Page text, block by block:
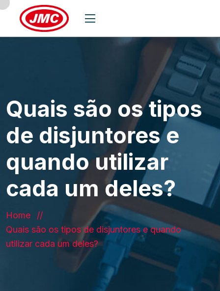
Quais são os tipos
de disjuntores e
quando utilizar
cada um deles?
Home
Quais são os tipos de disjuntores e quando
utilizar cada um deles?